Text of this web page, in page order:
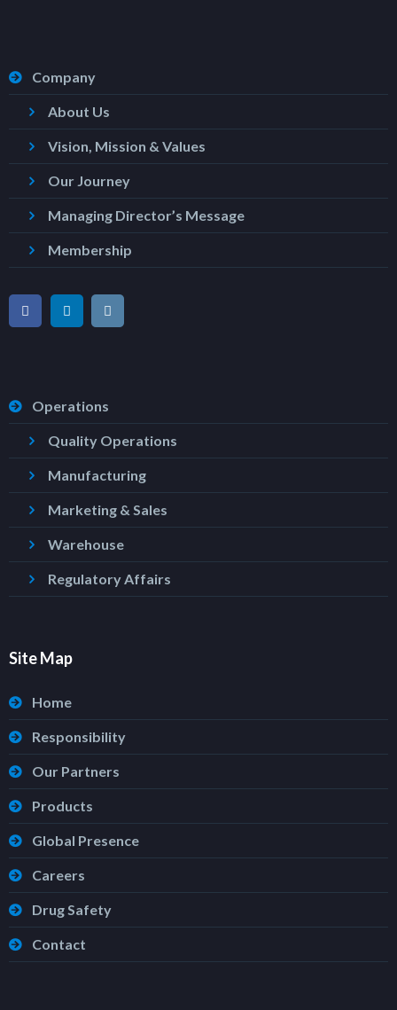
Company
About Us
Vision, Mission & Values
Our Journey
Managing Director’s Message
Membership
Operations
Quality Operations
Manufacturing
Marketing & Sales
Warehouse
Regulatory Affairs
Site Map
Home
Responsibility
Our Partners
Products
Global Presence
Careers
Drug Safety
Contact